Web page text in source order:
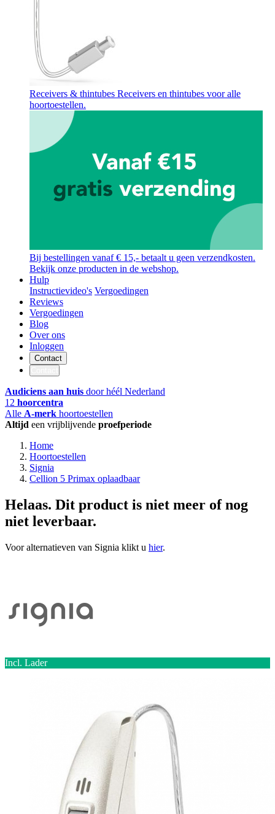
Receivers & thintubes Receivers en thintubes voor alle
hoortoestellen.
Bij bestellingen vanaf € 15,- betaalt u geen verzendkosten.
Bekijk onze producten in de webshop.
Hulp
Instructievideo's Vergoedingen
Reviews
Vergoedingen
Blog
Over ons
Inloggen
Contact
Audiciens aan huis door héél Nederland
12 hoorcentra
Alle A-merk hoortoestellen
Altijd een vrijblijvende proefperiode
Home
Hoortoestellen
Signia
Cellion 5 Primax oplaadbaar
Helaas. Dit product is niet meer of nog
niet leverbaar.
Voor alternatieven van Signia klikt u hier.
Incl. Lader